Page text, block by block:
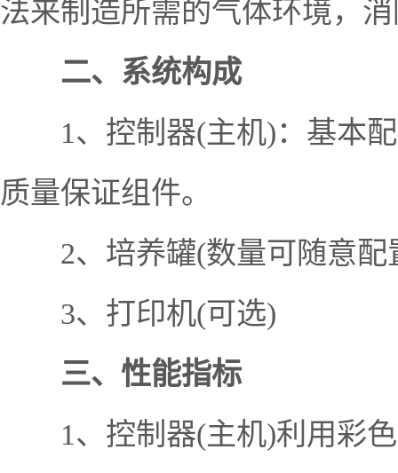
法来制造所需的气体环境，
二、系统构成
1、控制器(主机)：基本配
质量保证组件。
2、培养罐(数量可随意配
3、打印机(可选)
三、性能指标
1、控制器(主机)利用彩色